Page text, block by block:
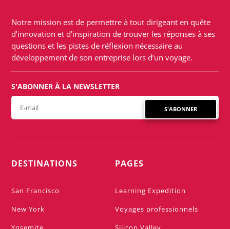
Notre mission est de permettre à tout dirigeant en quête
d’innovation et d’inspiration de trouver les réponses à ses
questions et les pistes de réflexion nécessaire au
développement de son entreprise lors d’un voyage.
S'ABONNER À LA NEWSLETTER
S'ABONNER
DESTINATIONS
San Francisco
New York
PAGES
Learning Expedition
Voyages professionnels